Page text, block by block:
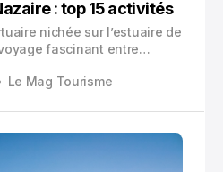
: top 15 activités
nichée sur l’estuaire de
fascinant entre
au XIXe siècle en
Le Mag Tourisme